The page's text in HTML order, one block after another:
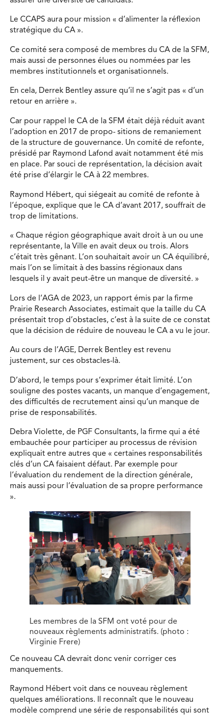
Le CCAPS aura pour mission « d’alimenter la réflexion
stratégique du CA ».
Ce comité sera composé de membres du CA de la SFM,
mais aussi de personnes élues ou nommées par les
membres institutionnels et organisationnels.
En cela, Derrek Bentley assure qu’il ne s’agit pas « d’un
retour en arrière ».
Car pour rappel le CA de la SFM était déjà réduit avant
l’adoption en 2017 de propo- sitions de remaniement
de la structure de gouvernance. Un comité de refonte,
présidé par Raymond Lafond avait notamment été mis
en place. Par souci de représentation, la décision avait
été prise d’élargir le CA à 22 membres.
Raymond Hébert, qui siégeait au comité de refonte à
l’époque, explique que le CA d’avant 2017, souffrait de
trop de limitations.
« Chaque région géographique avait droit à un ou une
représentante, la Ville en avait deux ou trois. Alors
c’était très gênant. L’on souhaitait avoir un CA équilibré,
mais l’on se limitait à des bassins régionaux dans
lesquels il y avait peut-être un manque de diversité. »
Lors de l’AGA de 2023, un rapport émis par la firme
Prairie Research Associates, estimait que la taille du CA
présentait trop d’obstacles, c’est à la suite de ce constat
que la décision de réduire de nouveau le CA a vu le jour.
Au cours de l’AGE, Derrek Bentley est revenu
justement, sur ces obstacles-là.
D’abord, le temps pour s’exprimer était limité. L’on
souligne des postes vacants, un manque d’engagement,
des difficultés de recrutement ainsi qu’un manque de
prise de responsabilités.
Debra Violette, de PGF Consultants, la firme qui a été
embauchée pour participer au processus de révision
expliquait entre autres que « certaines responsabilités
clés d’un CA faisaient défaut. Par exemple pour
l’évaluation du rendement de la direction générale,
mais aussi pour l’évaluation de sa propre performance
».
Les membres de la SFM ont voté pour de
nouveaux règlements administratifs. (photo :
Virginie Frere)
Ce nouveau CA devrait donc venir corriger ces
manquements.
Raymond Hébert voit dans ce nouveau règlement
quelques améliorations. Il reconnaît que le nouveau
modèle comprend une série de responsabilités qui sont